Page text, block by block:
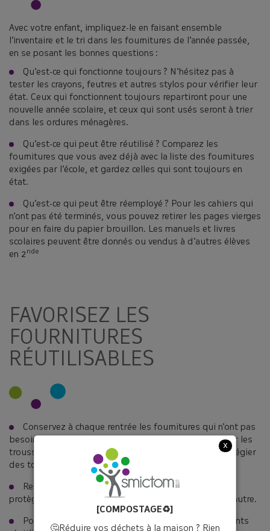
x
[COMPOSTAGE♻️]
🤔Réduire vos déchets à la maison ? Rien
Avec votre enfant, impliquez-le en faisant ensemble
l’inventaire et le tri dans les fournitures de l’année passée,
en se posant les bonnes questions :
Qu’est-ce qui fonctionne toujours ? N’hésitez pas à
tester les crayons, feutres et autres stylos pour vérifier leur
état. Ceux qui fonctionnent toujours repartiront pour une
nouvelle année scolaire, et ceux qui sont usés seront à trier
dans les ordures ménagères.
Qu’est-ce qui peut être réutilisé ? Comparez les
fournitures que vous avez déjà avec la liste des fournitures
exigées par l’école, et gardez celles qui sont toujours en
état.
Qu’est-ce qui peut être réemployé ? Pour les cahiers qui
n’ont pas été terminés, vous pouvez retirer les pages vierges
pour en faire du papier brouillon. Les manuels et livres
scolaires peuvent être donnés ou vendus à d’autres élèves
en 2 nde
FAVORISEZ LES
FOURNITURES
RÉUTILISABLES
Conservez à chaque rentrée les fournitures qui n’ont pas
besoin d’être changées (règle, compas, équerre…). Pour les
trousses et sacs d’écoles, il est plus judicieux de privilégier
des tons neutres qui vieillissent mieux dans le temps.
Remplacez les protège-cahiers en plastique par des
protège-cahiers en tissu, réutilisables d’une année à l’autre.
Pour le goûter, préférez une gourde et des contenants